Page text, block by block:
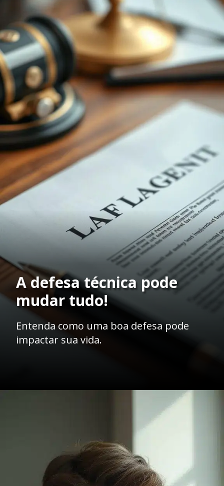
Opening https://ademilsoncs.adv.br/
A defesa técnica pode
mudar tudo!
Entenda como uma boa defesa pode
impactar sua vida.